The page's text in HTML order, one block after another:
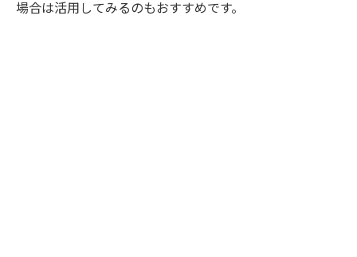
場合は活用してみるのもおすすめです。